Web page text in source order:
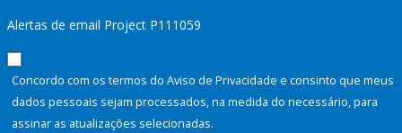
Alertas de email Project P111059
Concordo com os termos do Aviso de Privacidade e consinto que meus
dados pessoais sejam processados, na medida do necessário, para
assinar as atualizações selecionadas.